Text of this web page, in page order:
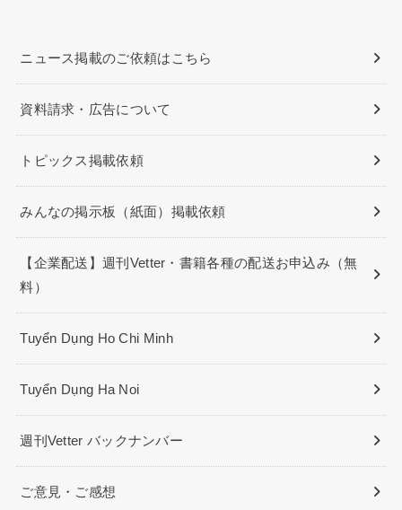
ニュース掲載のご依頼はこちら
資料請求・広告について
トピックス掲載依頼
みんなの掲示板（紙面）掲載依頼
【企業配送】週刊Vetter・書籍各種の配送お申込み（無
料）
Tuyển Dụng Ho Chi Minh
Tuyển Dụng Ha Noi
週刊Vetter バックナンバー
ご意見・ご感想